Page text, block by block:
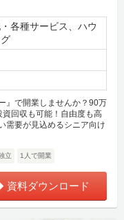
各種サービス、ハウ
』で開業しませんか？90万
回収も可能！自由度も高
需要が見込めるシニア向け
立 1人で開業
資料ダウンロード